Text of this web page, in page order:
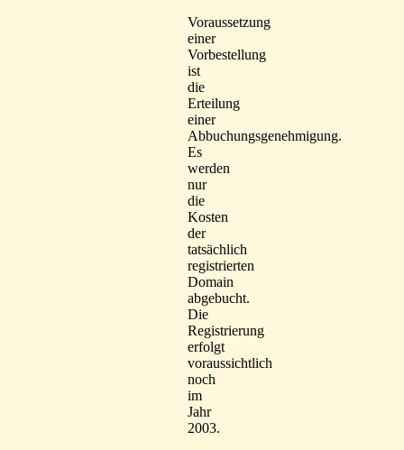
Voraussetzung
einer
Vorbestellung
ist
die
Erteilung
einer
Abbuchungsgenehmigung.
Es
werden
nur
die
Kosten
der
tatsächlich
registrierten
Domain
abgebucht.
Die
Registrierung
erfolgt
voraussichtlich
noch
im
Jahr
2003.